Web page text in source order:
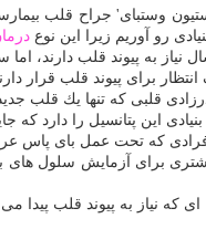
وستبای' جراح قلب
رو آوریم زیرا این نوع
برای پیوند قلب قرار
این پتانسیل را دارد كه
كه تحت عمل بای پاس
برای آزمایش سلول های
نیاز به پیوند قلب پیدا می